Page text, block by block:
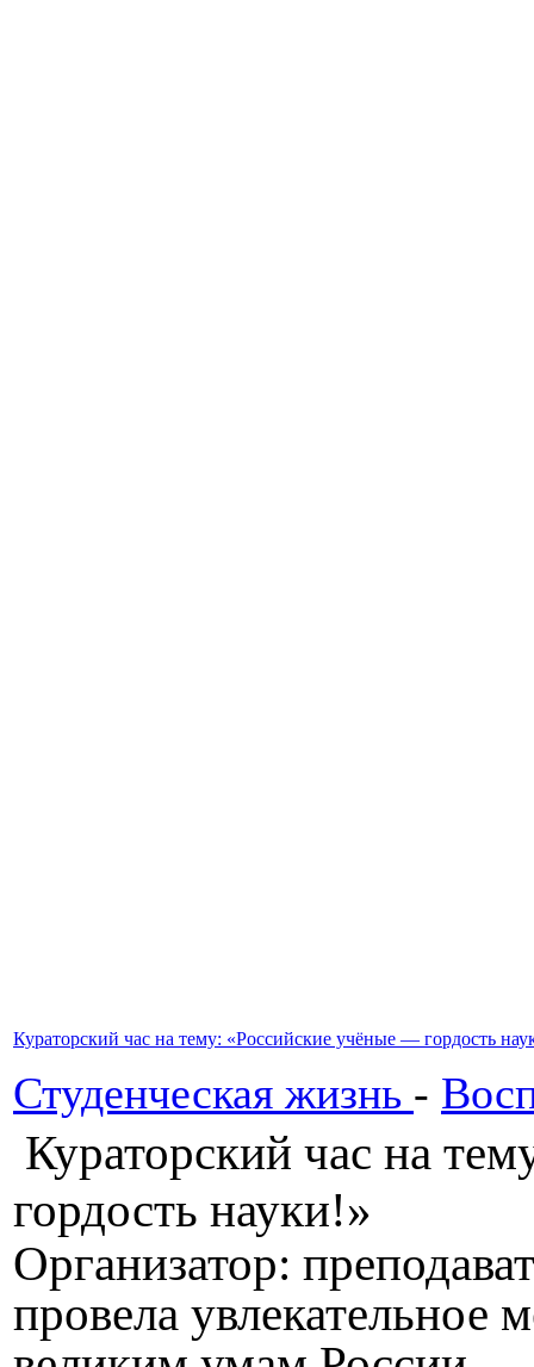
Кураторский час на тему: «Российские учёные — гордость
Студенческая жизнь -
Кураторский час на
гордость науки!»
Организатор:
провела увлекательное